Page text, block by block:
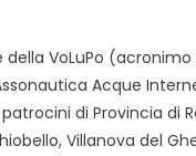
VoLuPo (acronimo
Acque
di Provincia di
Villanova del